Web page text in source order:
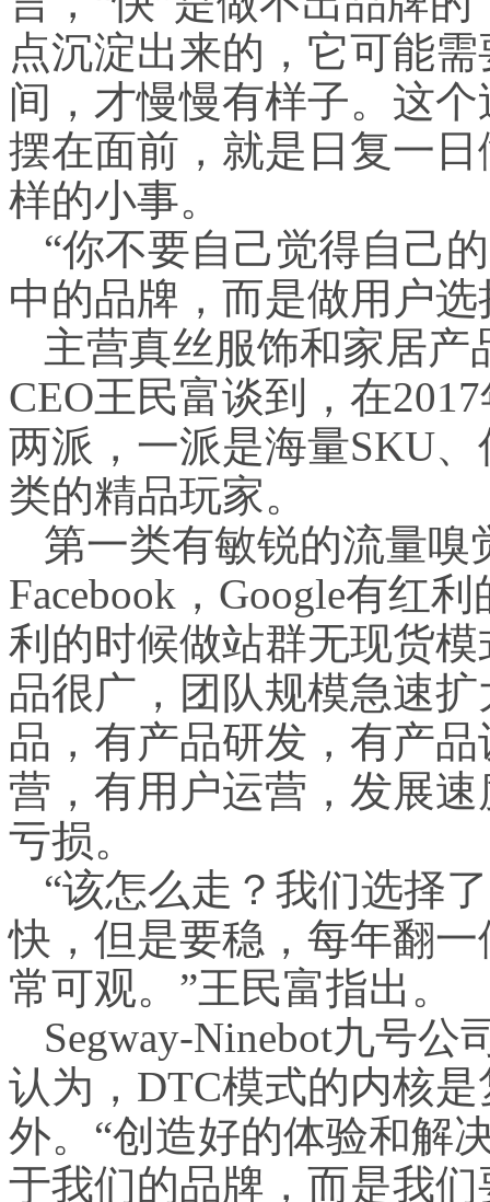
点沉淀出来的，它可能
间，才慢慢有样子。这
摆在面前，就是日复一
样的小事。
“你不要自己觉得自己
中的品牌，而是做用户
主营真丝服饰和家居
CEO王民富谈到，在
两派，一派是海量SKU
类的精品玩家。
第一类有敏锐的流量嗅
Facebook，Google有红
利的时候做站群无现货
品很广，团队规模急速
品，有产品研发，有产
营，有用户运营，发展
亏损。
“该怎么走？我们选择
快，但是要稳，每年翻
常可观。”王民富指出。
Segway-Ninebot九号
认为，DTC模式的内核
外。“创造好的体验和解
于我们的品牌，而是我